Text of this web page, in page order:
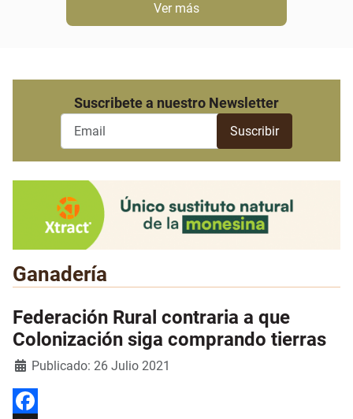
Ver más
Suscribete a nuestro Newsletter
Ganadería
Federación Rural contraria a que
Colonización siga comprando tierras
DetallesPublicado: 26 Julio 2021